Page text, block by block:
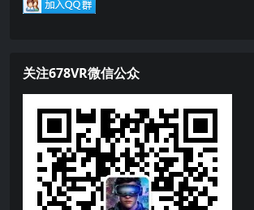
关注678VR微信公众